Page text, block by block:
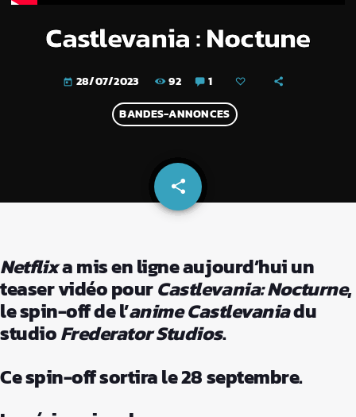
Castlevania : Noctune
today 28/07/2023 92 1
BANDES-ANNONCES
share
email
Netflixa mis en ligne aujourd’hui un
teaser vidéo pourCastlevania: Nocturne,
le spin-off de l’animeCastlevaniadu
studioFrederator Studios.
Ce spin-off sortira le 28 septembre.